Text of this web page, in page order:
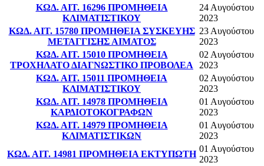
ΚΩΔ. ΑΙΤ. 16296 ΠΡΟΜΗΘΕΙΑ
ΚΛΙΜΑΤΙΣΤΙΚΟΥ
24 Αυγούστου
2023
ΚΩΔ. ΑΙΤ. 15780 ΠΡΟΜΗΘΕΙΑ ΣΥΣΚΕΥΗΣ
ΜΕΤΑΓΓΙΣΗΣ ΑΙΜΑΤΟΣ
23 Αυγούστου
2023
ΚΩΔ. ΑΙΤ. 15010 ΠΡΟΜΗΘΕΙΑ
ΤΡΟΧΗΛΑΤΟ ΔΙΑΓΝΩΣΤΙΚΟ ΠΡΟΒΟΛΕΑ
02 Αυγούστου
2023
ΚΩΔ. ΑΙΤ. 15011 ΠΡΟΜΗΘΕΙΑ
ΚΛΙΜΑΤΙΣΤΙΚΟΥ
02 Αυγούστου
2023
ΚΩΔ. ΑΙΤ. 14978 ΠΡΟΜΗΘΕΙΑ
ΚΑΡΔΙΟΤΟΚΟΓΡΑΦΩΝ
01 Αυγούστου
2023
ΚΩΔ. ΑΙΤ. 14979 ΠΡΟΜΗΘΕΙΑ
ΚΛΙΜΑΤΙΣΤΙΚΩΝ
01 Αυγούστου
2023
ΚΩΔ. ΑΙΤ. 14981 ΠΡΟΜΗΘΕΙΑ ΕΚΤΥΠΩΤΗ
01 Αυγούστου
2023